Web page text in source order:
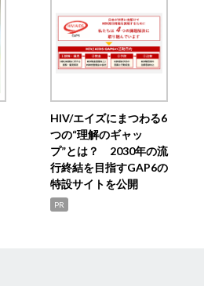
HIV/エイズにまつわる6
つの“理解のギャッ
プ”とは？ 2030年の流
行終結を目指すGAP6の
特設サイトを公開
PR